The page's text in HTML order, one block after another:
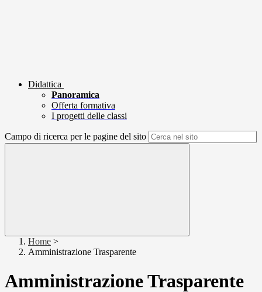
Didattica
Panoramica
Offerta formativa
I progetti delle classi
Campo di ricerca per le pagine del sito
Home >
Amministrazione Trasparente
Amministrazione Trasparente